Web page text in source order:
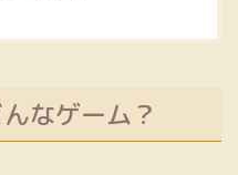
なゲーム？